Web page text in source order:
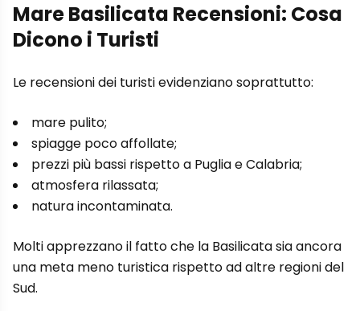
Mare Basilicata Recensioni: Cosa
Dicono i Turisti
Le recensioni dei turisti evidenziano soprattutto:
mare pulito;
spiagge poco affollate;
prezzi più bassi rispetto a Puglia e Calabria;
atmosfera rilassata;
natura incontaminata.
Molti apprezzano il fatto che la Basilicata sia ancora
una meta meno turistica rispetto ad altre regioni del
Sud.